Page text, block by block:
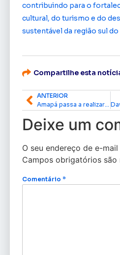
contribuindo para o
cultural, do turismo e do
sustentável da região sul
Compartilhe esta
ANTERIOR
Deixe um
O seu endereço de e-
Campos obrigatórios são
Comentário *